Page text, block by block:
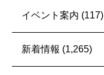
イベント案内 (117)
新着情報 (1,265)